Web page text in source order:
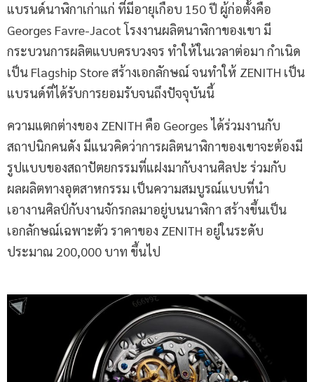
แบรนด์นาฬิกาเก่าแก่ ที่มีอายุเกือบ 150 ปี ผู้ก่อตั้งคือ
Georges Favre-Jacot โรงงานผลิตนาฬิกาของเขา มี
กระบวนการผลิตแบบครบวงจร ทำให้ในเวลาต่อมา กำเนิด
เป็น Flagship Store สร้างเอกลักษณ์ จนทำให้ ZENITH เป็น
แบรนด์ที่ได้รับการยอมรับจนถึงปัจจุบันนี้
ความแตกต่างของ ZENITH คือ Georges ได้ร่วมงานกับ
สถาปนิกคนดัง มีแนวคิดว่าการผลิตนาฬิกาของเขาจะต้องมี
รูปแบบของสถาปัตยกรรมที่แฝงมากับงานศิลปะ ร่วมกับ
ผลผลิตทางอุตสาหกรรม เป็นความสมบูรณ์แบบที่นำ
เอางานศิลป์กับงานจักรกลมาอยู่บนนาฬิกา สร้างขึ้นเป็น
เอกลักษณ์เฉพาะตัว ราคาของ ZENITH อยู่ในระดับ
ประมาณ 200,000 บาท ขึ้นไป